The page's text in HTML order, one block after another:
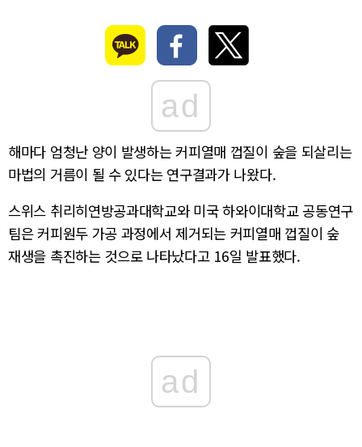
ad
해마다 엄청난 양이 발생하는 커피열매 껍질이 숲을 되살리는
마법의 거름이 될 수 있다는 연구결과가 나왔다.
스위스 취리히연방공과대학교와 미국 하와이대학교 공동연구
팀은 커피원두 가공 과정에서 제거되는 커피열매 껍질이 숲
재생을 촉진하는 것으로 나타났다고 16일 발표했다.
ad